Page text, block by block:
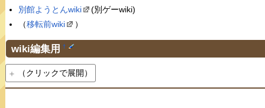
別館ようとんwiki
(別ゲーwiki)
（移転前wiki ）
wiki編集用 †
（クリックで展開）